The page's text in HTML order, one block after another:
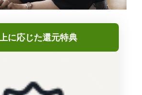
に応じた還元特典